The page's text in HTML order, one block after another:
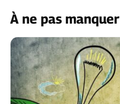
À ne pas manquer